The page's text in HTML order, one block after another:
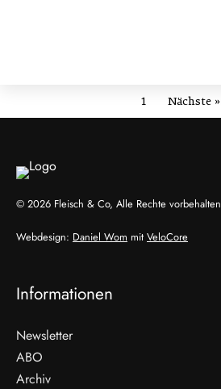
1 Nächste »
© 2026 Fleisch & Co, Alle Rechte vorbehalten
Webdesign: Daniel Wom mit VeloCore
Informationen
Newsletter
ABO
Archiv